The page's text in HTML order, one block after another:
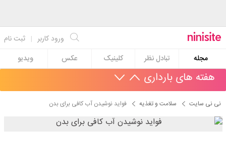
ثبت نام | ورود کاربر
مجله
تبادل نظر کلینیک عکس ویدیو
هفته های بارداری
نی نی سایت سلامت و تغذیه فواید نوشیدن آب کافی برای بدن